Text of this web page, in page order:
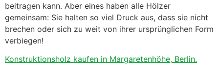
beitragen kann. Aber eines haben alle Hölzer
gemeinsam: Sie halten so viel Druck aus, dass sie nicht
brechen oder sich zu weit von ihrer ursprünglichen Form
verbiegen!
Konstruktionsholz kaufen in Margaretenhöhe, Berlin.